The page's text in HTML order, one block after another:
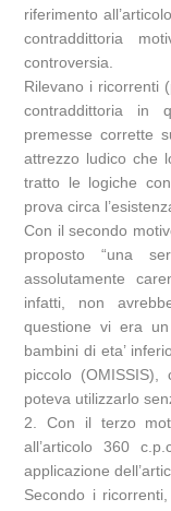
riferimento
contraddittoria
controversia.
Rilevano i ricorrenti
contraddittoria in
premesse corrette
attrezzo ludico che
tratto le logiche
prova circa
Con il secondo
proposto “una
assolutamente
infatti, non
questione vi era
bambini di eta’
piccolo
poteva utilizzarlo
2. Con il terzo
all’articolo 360
applicazione
Secondo i